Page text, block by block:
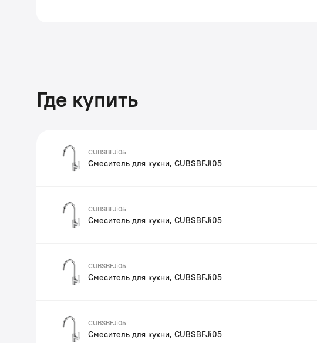
Где купить
CUBSBFJi05
Смеситель для кухни, CUBSBFJi05
CUBSBFJi05
Смеситель для кухни, CUBSBFJi05
CUBSBFJi05
Смеситель для кухни, CUBSBFJi05
CUBSBFJi05
Смеситель для кухни, CUBSBFJi05